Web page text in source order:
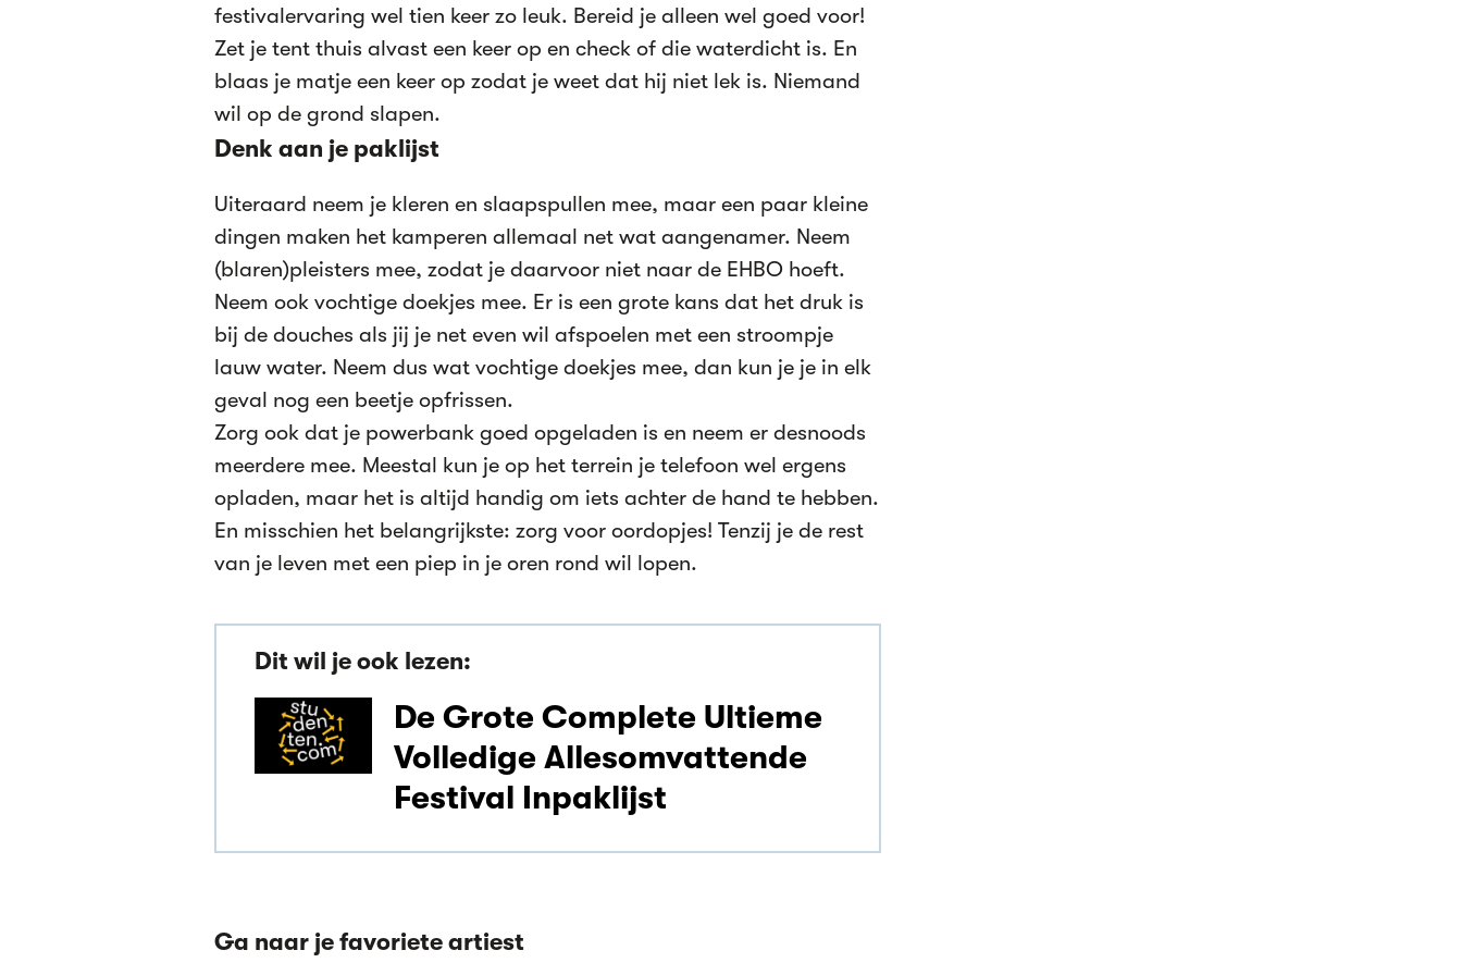
festivalervaring wel tien keer zo leuk. Bereid je alleen wel goed voor!
Zet je tent thuis alvast een keer op en check of die waterdicht is. En
blaas je matje een keer op zodat je weet dat hij niet lek is. Niemand
wil op de grond slapen.
Denk aan je paklijst
Uiteraard neem je kleren en slaapspullen mee, maar een paar kleine
dingen maken het kamperen allemaal net wat aangenamer. Neem
(blaren)pleisters mee, zodat je daarvoor niet naar de EHBO hoeft.
Neem ook vochtige doekjes mee. Er is een grote kans dat het druk is
bij de douches als jij je net even wil afspoelen met een stroompje
lauw water. Neem dus wat vochtige doekjes mee, dan kun je je in elk
geval nog een beetje opfrissen.
Zorg ook dat je powerbank goed opgeladen is en neem er desnoods
meerdere mee. Meestal kun je op het terrein je telefoon wel ergens
opladen, maar het is altijd handig om iets achter de hand te hebben.
En misschien het belangrijkste: zorg voor oordopjes! Tenzij je de rest
van je leven met een piep in je oren rond wil lopen.
Dit wil je ook lezen:
De Grote Complete Ultieme
Volledige Allesomvattende
Festival Inpaklijst
Ga naar je favoriete artiest